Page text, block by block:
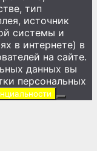
тип
источник
системы и
в интернете) в
на сайте.
данных вы
персональных